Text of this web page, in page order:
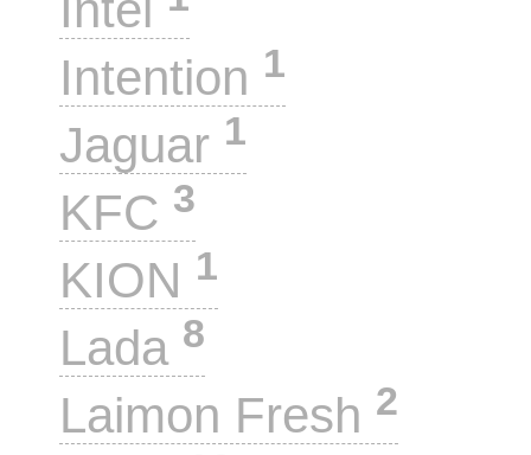
Intention 1
Jaguar 1
KFC 3
KION 1
Lada 8
Laimon Fresh 2